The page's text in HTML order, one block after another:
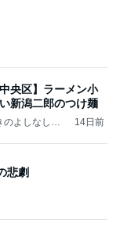
央区】ラーメン小
新潟二郎のつけ麺
のよしなしご
14日前
悲劇